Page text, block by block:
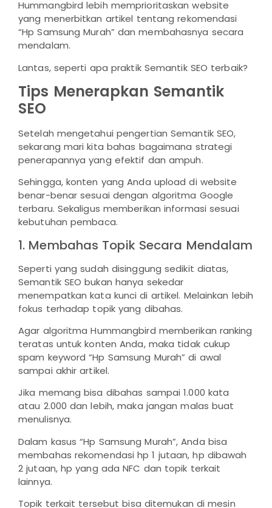
Hummangbird lebih memprioritaskan website
yang menerbitkan artikel tentang rekomendasi
“Hp Samsung Murah” dan membahasnya secara
mendalam.
Lantas, seperti apa praktik Semantik SEO terbaik?
Tips Menerapkan Semantik
SEO
Setelah mengetahui pengertian Semantik SEO,
sekarang mari kita bahas bagaimana strategi
penerapannya yang efektif dan ampuh.
Sehingga, konten yang Anda upload di website
benar-benar sesuai dengan algoritma Google
terbaru. Sekaligus memberikan informasi sesuai
kebutuhan pembaca.
1. Membahas Topik Secara Mendalam
Seperti yang sudah disinggung sedikit diatas,
Semantik SEO bukan hanya sekedar
menempatkan kata kunci di artikel. Melainkan lebih
fokus terhadap topik yang dibahas.
Agar algoritma Hummangbird memberikan ranking
teratas untuk konten Anda, maka tidak cukup
spam keyword “Hp Samsung Murah” di awal
sampai akhir artikel.
Jika memang bisa dibahas sampai 1.000 kata
atau 2.000 dan lebih, maka jangan malas buat
menulisnya.
Dalam kasus “Hp Samsung Murah”, Anda bisa
membahas rekomendasi hp 1 jutaan, hp dibawah
2 jutaan, hp yang ada NFC dan topik terkait
lainnya.
Topik terkait tersebut bisa ditemukan di mesin